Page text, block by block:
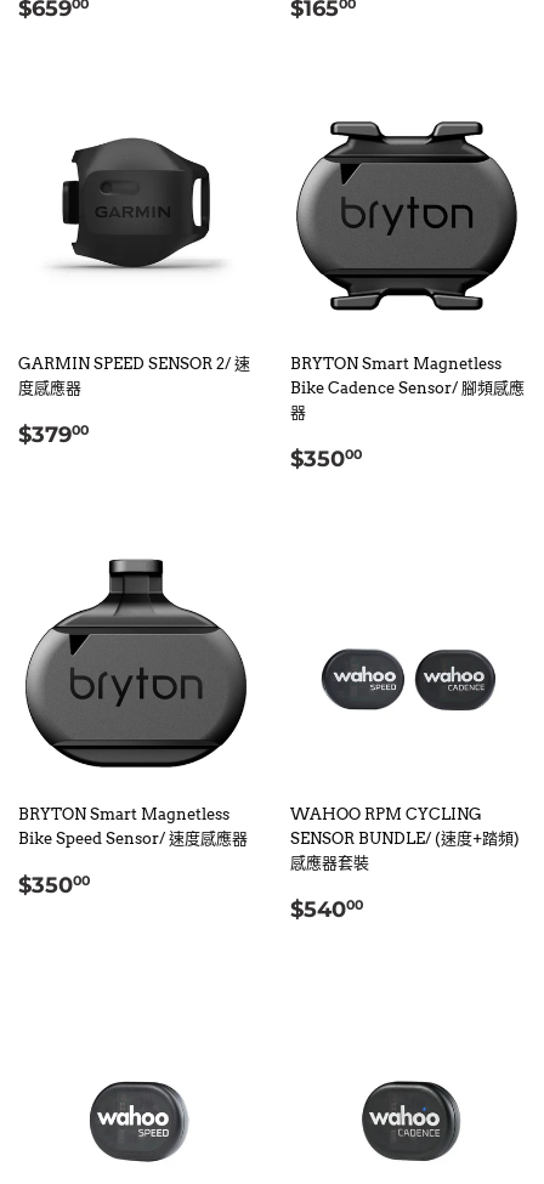
$65900 $16500
GARMIN SPEED SENSOR 2/ 速
度感應器
定
$37900
BRYTON Smart Magnetless
Bike Cadence Sensor/ 腳頻感應
器
定
$35000
BRYTON Smart Magnetless
Bike Speed Sensor/ 速度感應器
定
$35000
WAHOO RPM CYCLING
SENSOR BUNDLE/ (速度+踏頻)
感應器套裝
定
$54000